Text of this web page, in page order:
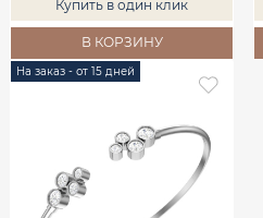
Купить в один клик
В КОРЗИНУ
На заказ - от 15 дней